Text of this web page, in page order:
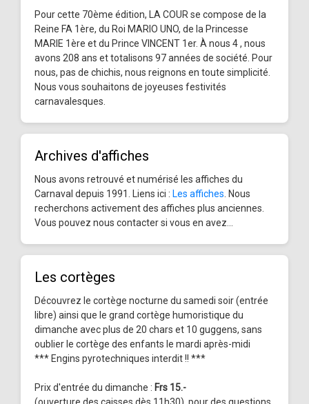
Pour cette 70ème édition, LA COUR se compose de la
Reine FA 1ère, du Roi MARIO UNO, de la Princesse
MARIE 1ère et du Prince VINCENT 1er. À nous 4 , nous
avons 208 ans et totalisons 97 années de société. Pour
nous, pas de chichis, nous reignons en toute simplicité.
Nous vous souhaitons de joyeuses festivités
carnavalesques.
Archives d'affiches
Nous avons retrouvé et numérisé les affiches du
Carnaval depuis 1991. Liens ici : Les affiches . Nous
recherchons activement des affiches plus anciennes.
Vous pouvez nous contacter si vous en avez...
Les cortèges
Découvrez le cortège nocturne du samedi soir (entrée
libre) ainsi que le grand cortège humoristique du
dimanche avec plus de 20 chars et 10 guggens, sans
oublier le cortège des enfants le mardi après-midi
*** Engins pyrotechniques interdit !! ***
Prix d'entrée du dimanche : Frs 15.-